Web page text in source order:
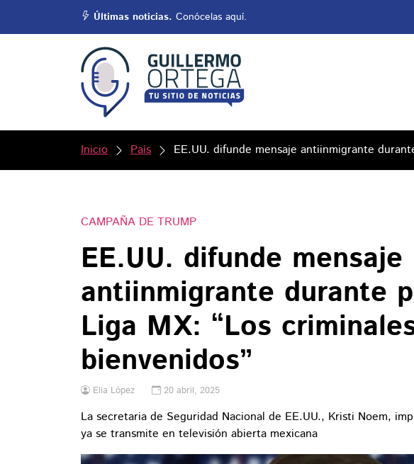
Últimas noticias. Conócelas aquí.
Inicio País EE.UU. difunde mensaje antiinmigrante
CAMPAÑA DE TRUMP
EE.UU. difunde mensaje
antiinmigrante durante
Liga MX: “Los
bienvenidos”
Elia López 20 abril, 2025
La secretaria de Seguridad Nacional de EE.UU., Kristi Noem,
ya se transmite en televisión abierta mexicana